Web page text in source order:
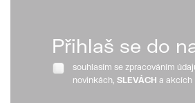
Přihlaš se do
souhlasím se zpracováním
novinkách, SLEVÁCH a akcích